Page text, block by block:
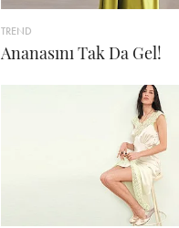
TREND
Ananasını Tak Da Gel!